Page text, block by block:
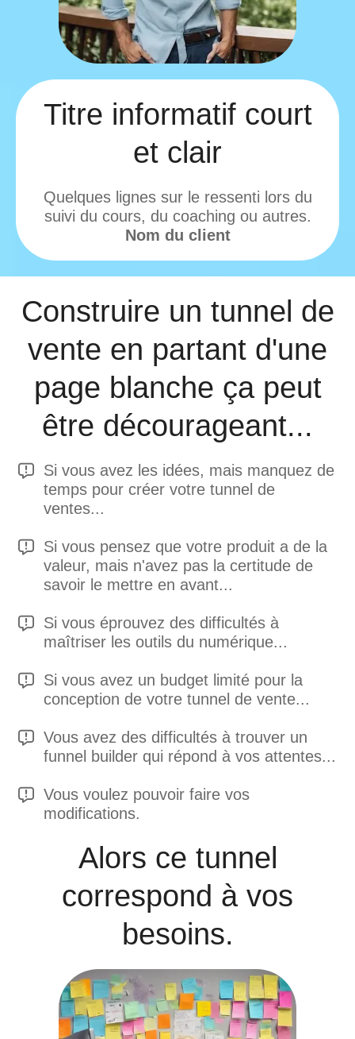
Titre informatif court
et clair
Quelques lignes sur le ressenti lors du
suivi du cours, du coaching ou autres.
Nom du client
Construire un tunnel de
vente en partant d'une
page blanche ça peut
être décourageant...
Si vous avez les idées, mais manquez de
temps pour créer votre tunnel de
ventes...
Si vous pensez que votre produit a de la
valeur, mais n'avez pas la certitude de
savoir le mettre en avant...
Si vous éprouvez des difficultés à
maîtriser les outils du numérique...
Si vous avez un budget limité pour la
conception de votre tunnel de vente...
Vous avez des difficultés à trouver un
funnel builder qui répond à vos attentes...
Vous voulez pouvoir faire vos
modifications.
Alors ce tunnel
correspond à vos
besoins.